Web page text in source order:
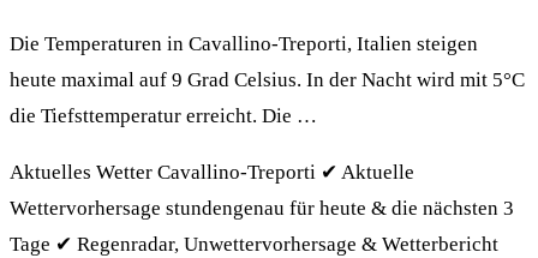
Die Temperaturen in Cavallino-Treporti, Italien steigen
heute maximal auf 9 Grad Celsius. In der Nacht wird mit 5°C
die Tiefsttemperatur erreicht. Die …
Aktuelles Wetter Cavallino-Treporti ✔ Aktuelle
Wettervorhersage stundengenau für heute & die nächsten 3
Tage ✔ Regenradar, Unwettervorhersage & Wetterbericht